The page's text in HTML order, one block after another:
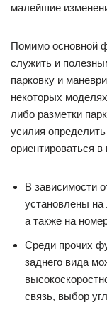
малейшие
Помимо основной
служить и
парковку и
некоторых
либо разметки
усилия
ориентироваться в
В зависимости
установлены
а также на
Среди прочих
заднего вида
связь, выбор